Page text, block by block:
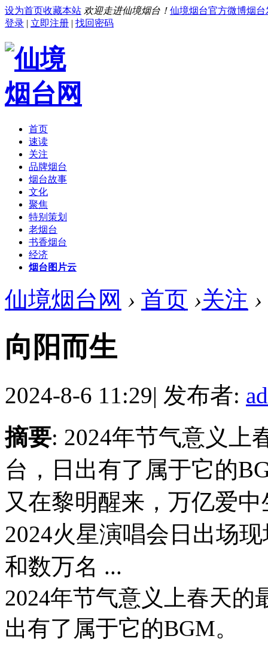
设为首页收藏本站 欢迎走进仙境烟台！ 仙境烟台官方微博烟台
登录 | 立即注册 | 找回密码
首页
速读
关注
品牌烟台
烟台故事
文化
聚焦
特别策划
老烟台
书香烟台
经济
烟台图片云
仙境烟台网 › 首页 ›关注 ›
向阳而生
2024-8-6 11:29| 发布者:
摘要: 2024年节气意义上
台，日出有了属于它的
又在黎明醒来，万亿爱
2024火星演唱会日出场
和数万名 ...
2024年节气意义上春天
出有了属于它的BGM。